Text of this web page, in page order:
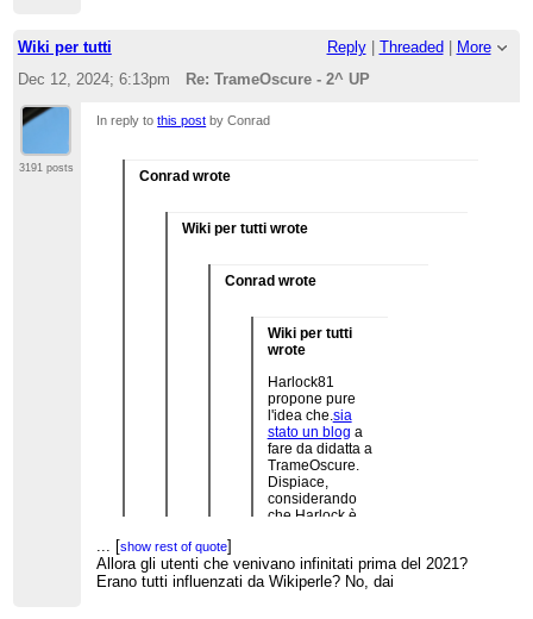
Wiki per tutti Reply| Threaded
More
Dec 12, 2024; 6:13pm
Re: TrameOscure - 2^ UP
3191 posts
In reply tothis post by Conrad
Conrad wrote
Wiki per tutti wrote
Conrad wrote
Wiki per tutti
wrote
Harlock81
propone pure
l'idea che. sia
stato un blog a
fare da didatta a
TrameOscure.
Dispiace,
considerando
che Harlock è
d'accordo su un
sondaggio
... [show rest of quote]
Allora gli utenti che venivano infinitati prima del 2021?
Erano tutti influenzati da Wikiperle? No, dai